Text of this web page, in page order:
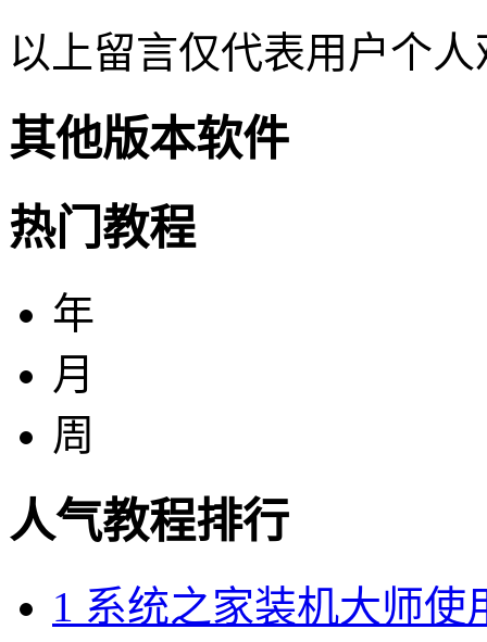
以上留言仅代表用户个
其他版本软件
热门教程
年
月
周
人气教程排行
1 系统之家装机大师使